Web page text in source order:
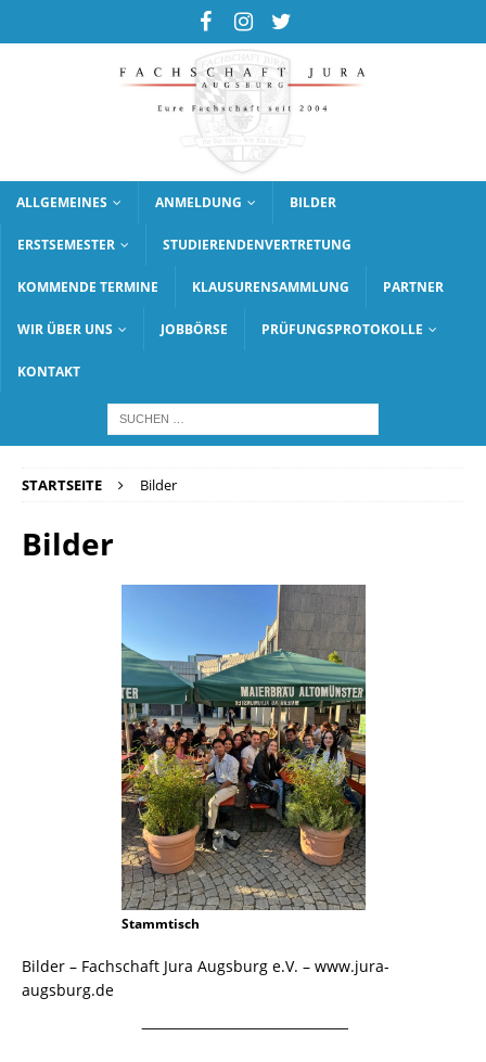
ALLGEMEINES ANMELDUNG BILDER
ERSTSEMESTER STUDIERENDENVERTRETUNG
KOMMENDE TERMINE KLAUSURENSAMMLUNG PARTNER
WIR ÜBER UNS JOBBÖRSE PRÜFUNGSPROTOKOLLE
KONTAKT
STARTSEITE Bilder
Bilder
Stammtisch
Bilder – Fachschaft Jura Augsburg e.V. – www.jura-
augsburg.de
¯¯¯¯¯¯¯¯¯¯¯¯¯¯¯¯¯¯¯¯¯¯¯¯¯¯¯¯¯¯¯¯¯¯¯¯¯¯